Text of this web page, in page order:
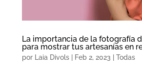
La importancia de la fotografía
para mostrar tus artesanías en
por Laia Divols| Feb 2, 2023 Todas